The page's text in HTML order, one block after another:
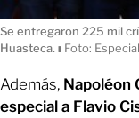
Se entregaron 225 mil
Huasteca. ı Foto: Especial
Además, Napoléon
especial a Flavio